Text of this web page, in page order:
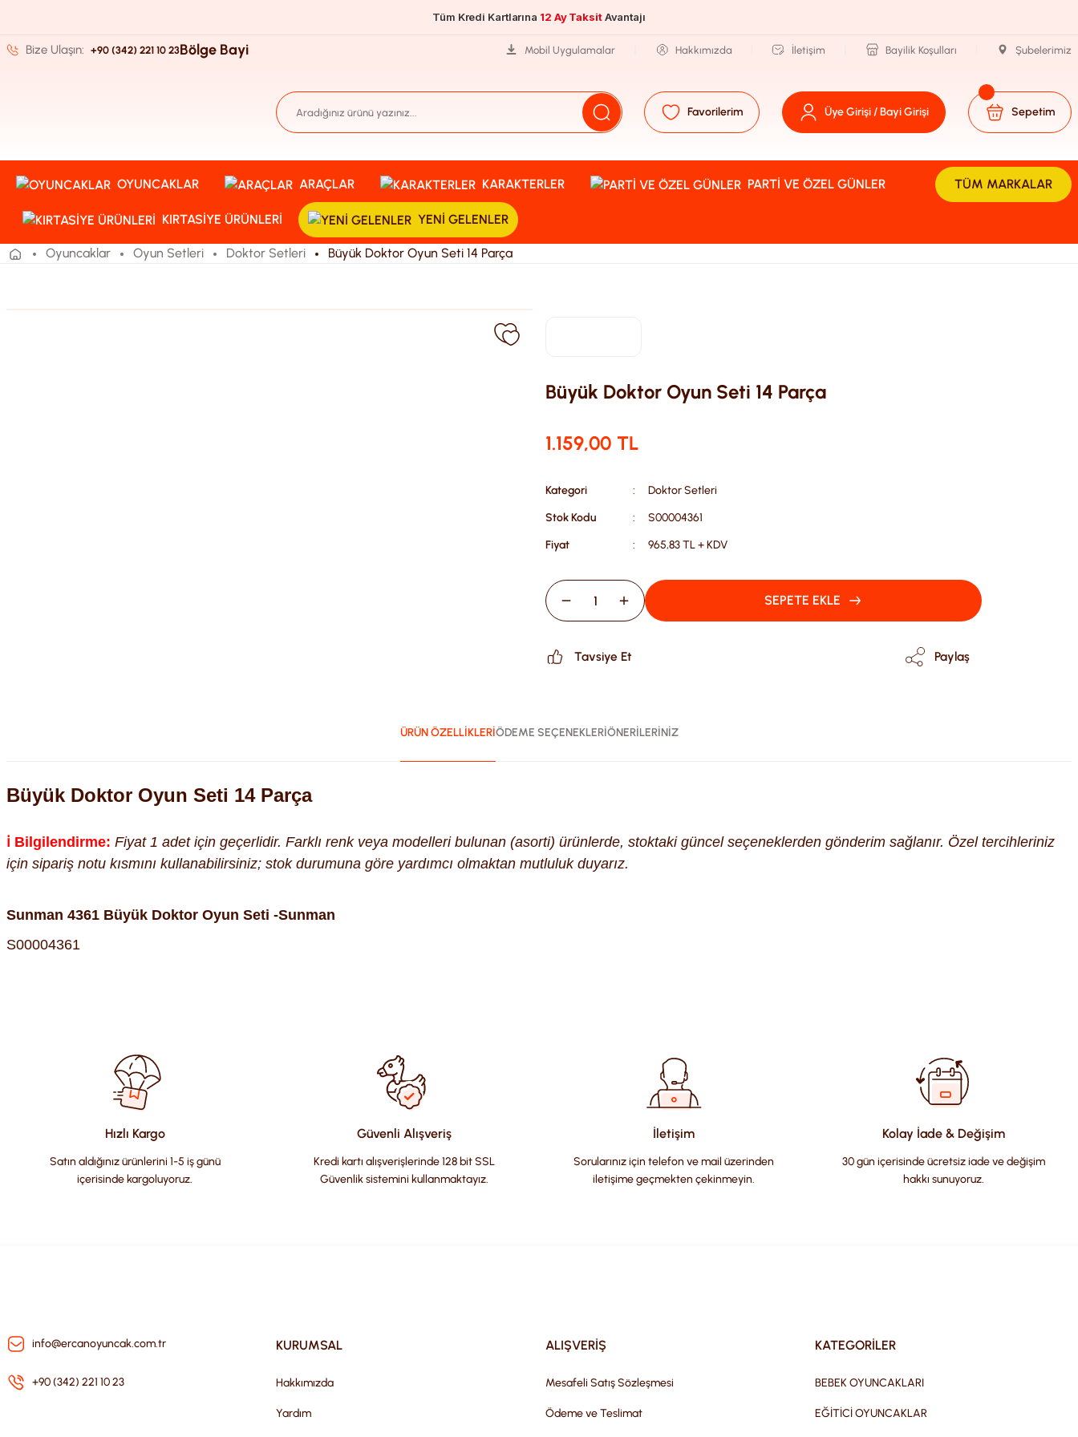
Tüm Kredi Kartlarına 12 Ay TaksitAvantajı
Bize Ulaşın: +90 (342) 221 10 23Bölge Bayi Mobil Uygulamalar Hakkımızda İletişim Bayilik Koşulları Şubelerimiz
Favorilerim Üye Girişi / Bayi Girişi Sepetim
OYUNCAKLAR ARAÇLAR KARAKTERLER PARTI VE ÖZEL GÜNLER
KIRTASIYE ÜRÜNLERI YENI GELENLER
TÜM MARKALAR
Oyuncaklar Oyun Setleri Doktor Setleri Büyük Doktor Oyun Seti 14 Parça
Büyük Doktor Oyun Seti 14 Parça
1.159,00 TL
Kategori
Doktor Setleri
Stok Kodu
S00004361
Fiyat
965,83 TL + KDV
SEPETE EKLE
Tavsiye Et Paylaş
ÜRÜN ÖZELLİKLERİÖDEME SEÇENEKLERİÖNERİLERİNİZ
Büyük Doktor Oyun Seti 14 Parça
ℹ️ Bilgilendirme: Fiyat 1 adet için geçerlidir. Farklı renk veya modelleri bulunan (asorti) ürünlerde, stoktaki güncel seçeneklerden gönderim sağlanır. Özel tercihleriniz
için sipariş notu kısmını kullanabilirsiniz; stok durumuna göre yardımcı olmaktan mutluluk duyarız.
Sunman 4361 Büyük Doktor Oyun Seti -Sunman
S00004361
Ürün resmi kalitesiz, bozuk veya görüntülenemiyor.
Ürün açıklamasında eksik bilgiler bulunuyor.
Ürün bilgilerinde hatalar bulunuyor.
Bu ürüne benzer farklı alternatifler olmalı.
Hızlı Kargo
Satın aldığınız ürünlerini 1-5 iş günü
içerisinde kargoluyoruz.
Güvenli Alışveriş
Kredi kartı alışverişlerinde 128 bit SSL
Güvenlik sistemini kullanmaktayız.
İletişim
Sorularınız için telefon ve mail üzerinden
iletişime geçmekten çekinmeyin.
Kolay İade & Değişim
30 gün içerisinde ücretsiz iade ve değişim
hakkı sunuyoruz.
info@ercanoyuncak.com.tr
+90 (342) 221 10 23
KURUMSAL
Hakkımızda
Yardım
ALIŞVERİŞ
Mesafeli Satış Sözleşmesi
Ödeme ve Teslimat
KATEGORİLER
BEBEK OYUNCAKLARI
EĞİTİCİ OYUNCAKLAR